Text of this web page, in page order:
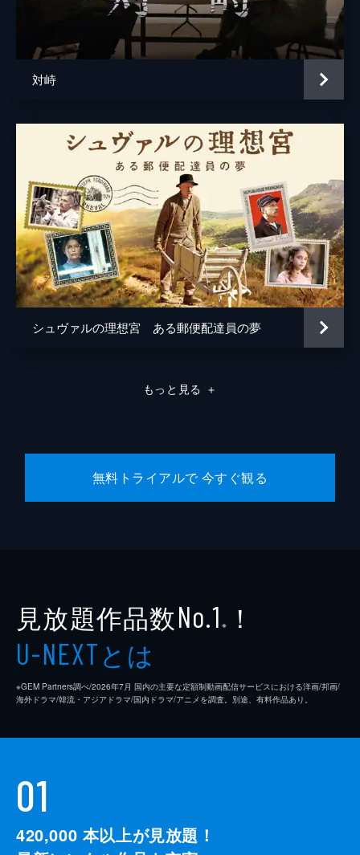
対峙
シュヴァルの理想宮 ある郵便配達員の夢
もっと見る ＋
無料トライアルで 今すぐ観る
見放題作品数No.1 ※ ！
U-NEXTとは
※GEM Partners調べ/2026年7⽉ 国内の主要な定額制動画配信サービスにおける洋画/邦画/
海外ドラマ/韓流・アジアドラマ/国内ドラマ/アニメを調査。別途、有料作品あり。
01
420,000 本以上が見放題！